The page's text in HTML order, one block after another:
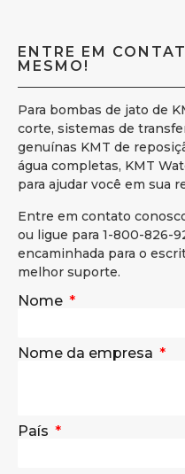
ENTRE EM
MESMO!
Para bombas de jato de
corte, sistemas de
genuínas KMT de
água completas, KMT
para ajudar você em sua
Entre em contato
ou ligue para 1-800-826-
encaminhada para o
melhor suporte.
Nome
Nome da empresa
País